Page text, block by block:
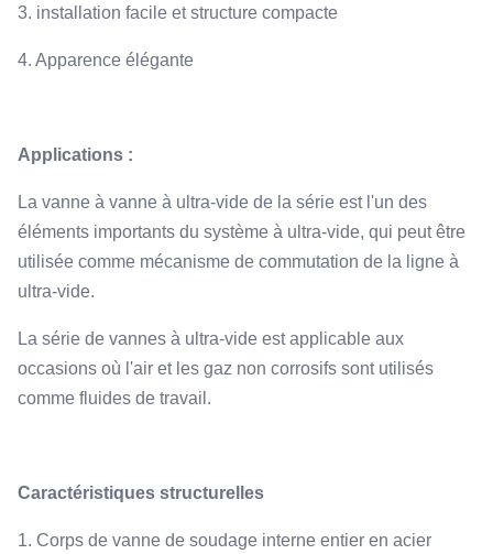
3. installation facile et structure compacte
4. Apparence élégante
Applications :
La vanne à vanne à ultra-vide de la série est l'un des
éléments importants du système à ultra-vide, qui peut être
utilisée comme mécanisme de commutation de la ligne à
ultra-vide.
La série de vannes à ultra-vide est applicable aux
occasions où l'air et les gaz non corrosifs sont utilisés
comme fluides de travail.
Caractéristiques structurelles
1. Corps de vanne de soudage interne entier en acier